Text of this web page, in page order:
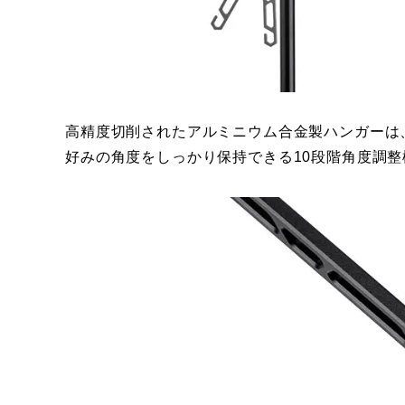
高精度切削されたアルミニウム合金製ハンガー
好みの角度をしっかり保持できる10段階角度調